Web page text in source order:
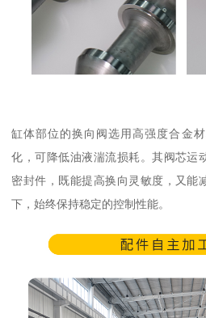
缸体部位的换向阀选用高强度合金
化，可降低油液湍流损耗。其阀芯运
密封件，既能提高换向灵敏度，又能
下，始终保持稳定的控制性能。